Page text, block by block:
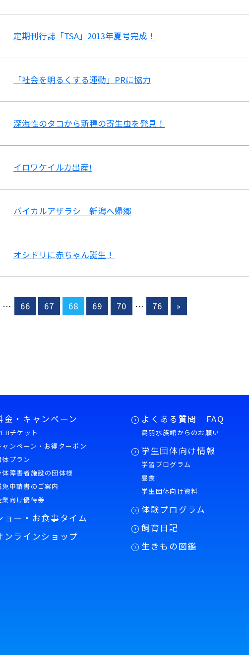
定期刊行誌「TSA」2013年夏号完成！
「社会を明るくする運動」PRに協力
深海性のタコから新種の寄生虫を発見！
イロワケイルカ出産!
バイカルアザラシ 新潟へ帰郷
オシドリに赤ちゃん誕生！
… 66 67 68 69 70 … 76 »
金・キャンペーン
チケット
ャンペーン・お得クーポン
体プラン
体障害者施設の団体様
免申請書のご案内
業向け優待券
ョー・お食事タイム
ンラインショップ
よくある質問 FAQ
鳥羽水族館からのお願い
学生団体向け情報
学習プログラム
昼食
学生団体向け資料
体験プログラム
飼育日記
生きもの図鑑